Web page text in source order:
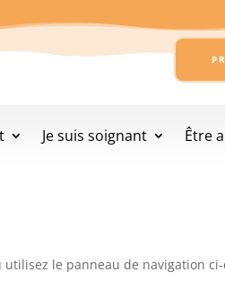
Je suis soignant Être
le panneau de navigation